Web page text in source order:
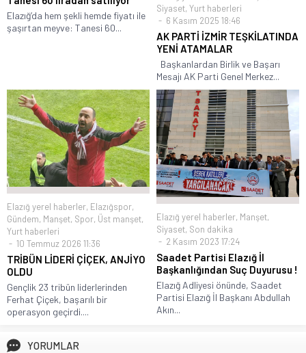
Elazığ’da hem şekli hemde fiyatı ile
şaşırtan meyve: Tanesi 60...
Siyaset, Yurt haberleri
6 Kasım 2025 18:46
AK PARTİ İZMİR TEŞKİLATINDA
YENİ ATAMALAR
Başkanlardan Birlik ve Başarı
Mesajı AK Parti Genel Merkez...
Elazığ yerel haberler, Elazığspor,
Gündem, Manşet, Spor, Üst manşet,
Yurt haberleri
10 Temmuz 2026 11:36
TRİBÜN LİDERİ ÇİÇEK, ANJİYO
OLDU
Gençlik 23 tribün liderlerinden
Ferhat Çiçek, başarılı bir
operasyon geçirdi....
Elazığ yerel haberler, Manşet,
Siyaset, Son dakika
2 Kasım 2023 17:24
Saadet Partisi Elazığ İl
Başkanlığından Suç Duyurusu !
Elazığ Adliyesi önünde, Saadet
Partisi Elazığ İl Başkanı Abdullah
Akın...
YORUMLAR